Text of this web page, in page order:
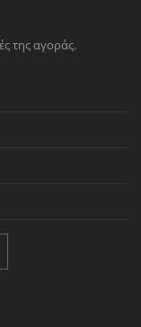
της αγοράς.